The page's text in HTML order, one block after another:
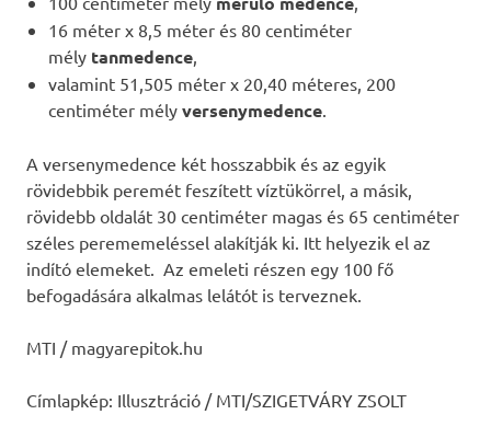
16 méter x 8,5 méter és 80 centiméter
mély tanmedence
valamint 51,505 méter x 20,40 méteres, 200
centiméter mély versenymedence
A versenymedence két hosszabbik és az egyik
rövidebbik peremét feszített víztükörrel, a másik,
rövidebb oldalát 30 centiméter magas és 65 centiméter
széles perememeléssel alakítják ki. Itt helyezik el az
indító elemeket. Az emeleti részen egy 100 fő
befogadására alkalmas lelátót is terveznek.
MTI / magyarepitok.hu
Címlapkép: Illusztráció / MTI/SZIGETVÁRY ZSOLT